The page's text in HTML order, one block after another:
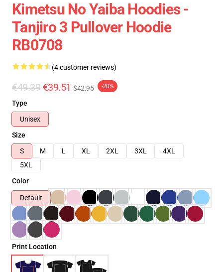
Kimetsu No Yaiba Hoodies -
Tanjiro 3 Pullover Hoodie
RB0708
(4 customer reviews)
€49.39 €39.51 $42.95 -20%
Type
Unisex
Size
S
M L XL 2XL 3XL
4XL
5XL
Color
Default
Print Location